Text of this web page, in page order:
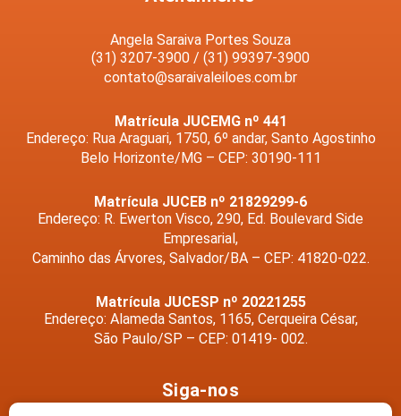
Angela Saraiva Portes Souza
(31) 3207-3900 / (31) 99397-3900
contato@saraivaleiloes.com.br
Matrícula JUCEMG nº 441
Endereço: Rua Araguari, 1750, 6º andar, Santo Agostinho
Belo Horizonte/MG – CEP: 30190-111
Matrícula JUCEB nº 21829299-6
Endereço: R. Ewerton Visco, 290, Ed. Boulevard Side
Empresarial,
Caminho das Árvores, Salvador/BA – CEP: 41820-022.
Matrícula JUCESP nº 20221255
Endereço: Alameda Santos, 1165, Cerqueira César,
São Paulo/SP – CEP: 01419- 002.
Siga-nos